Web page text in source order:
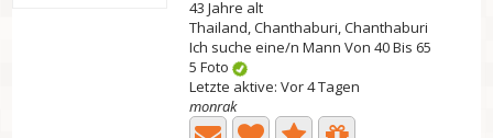
43 Jahre alt
Thailand, Chanthaburi, Chanthaburi
Ich suche eine/n Mann Von 40 Bis 65
5 Foto
Letzte aktive: Vor 4 Tagen
monrak